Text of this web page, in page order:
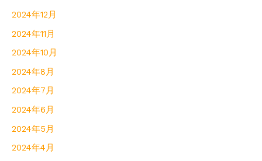
2024年12月
2024年11月
2024年10月
2024年8月
2024年7月
2024年6月
2024年5月
2024年4月